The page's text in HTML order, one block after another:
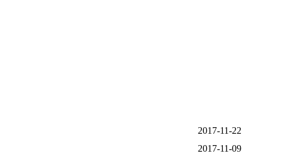
2017-11-22
2017-11-09